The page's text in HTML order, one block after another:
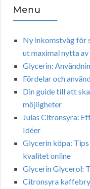
Menu
Ny inkomstväg för
ut maximal nytta
Glycerin:
Fördelar och
Din guide till att
möjligheter
Julas Citronsyra:
Idéer
Glycerin köpa:
kvalitet online
Glycerin Glycerol:
Citronsyra